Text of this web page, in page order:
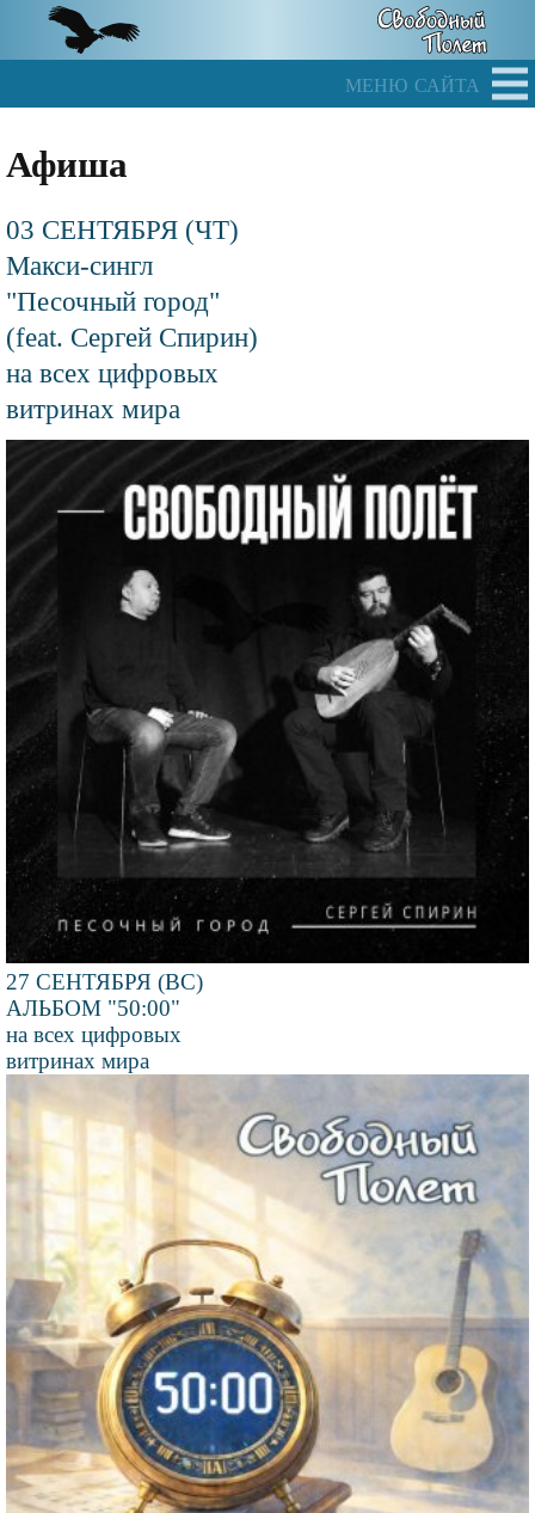
main
меню сайта
Афиша
03 СЕНТЯБРЯ (ЧТ)
Макси-сингл
"Песочный город"
(feat. Сергей Спирин)
на всех цифровых
витринах мира
изображения
27 СЕНТЯБРЯ (ВС)
АЛЬБОМ "50:00"
на всех цифровых
витринах мира
изображения